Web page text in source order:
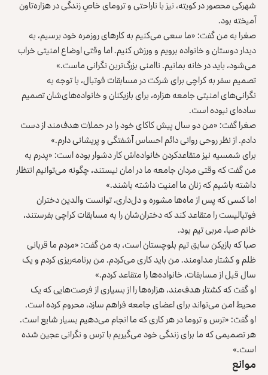
شهرکی محصور در کویته، نیز با ناراحتی و ترومای خاصِ زندگی در هزاره‌تاون
آمیخته بود.
صغرا به من گفت: «ما سعی می‌کنیم به کارهای روزمره خود برسیم، به
دیدار دوستان و خانواده برویم و ورزش کنیم. اما وقتی اوضاع امنیتی خراب
می‌شود، باید در خانه بمانیم. ناامنی بزرگ‌ترین نگرانی ماست.»
تصمیم سفر به کراچی برای شرکت در مسابقات فوتبال، با توجه به
نگرانی‌های امنیتی جامعه هزاره، برای بازیکنان و خانواده‌های‌شان تصمیم
ساده‌ای نبوده است.
صغرا گفت: «من دو سال پیش کاکای خود را در حملات هدف‌مند از دست
دادم. از نظر روحی روانی دائم احساس آشفتگی و پریشانی دارم.»
برای شمسیه نیز متقاعدکردن خانواده‌اش کار دشوار بوده است: «پدرم به
من گفت که وقتی مردان جامعه ما در امان نیستند، چگونه می‌توانیم انتظار
داشته باشیم که زنان ما امنیت داشته باشند.»
اما کسی که پس از ماه‌ها مشوره و دل‌داری، توانست والدین دختران
فوتبالیست را متقاعد کند که دختران‌شان را به مسابقات کراچی بفرستند،
خانم صبا، مربی تیم بود.
صبا که بازیکن سابق تیم بلوچستان است، به من گفت: «مردم ما قربانی
ظلم و کشتار مداومند. من باید کاری می‌کردم. من برنامه‌ریزی کردم و یک
سال قبل از مسابقات، خانواده‌ها را متقاعد کردم.»
او گفت که کشتار هدف‌مند، هزاره‌ها را از بسیاری از فرصت‌هایی که یک
محیط امن می‌تواند برای اعضای جامعه فراهم سازد، محروم کرده است.
او گفت: «ترس و تروما در هر کاری که ما انجام می‌دهیم بسیار شایع است.
هر تصمیمی که ما برای زندگی خود می‌گیریم با ترس و نگرانی عجین شده
است.»
موانع